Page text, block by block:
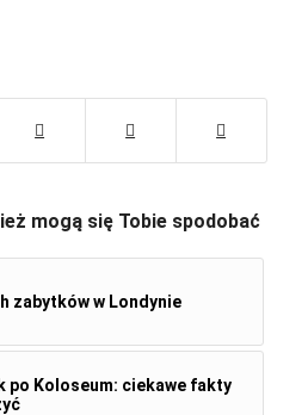
mogą się Tobie spodobać
zabytków w Londynie
po Koloseum: ciekawe fakty